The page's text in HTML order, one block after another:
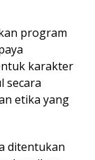
program
karakter
secara
etika yang
ditentukan